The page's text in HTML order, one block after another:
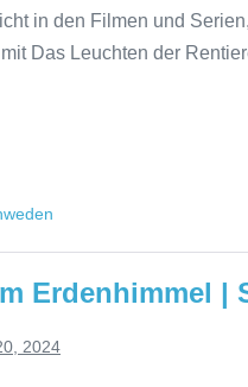
in den Filmen und
Das Leuchten der
Erdenhimmel |
2024